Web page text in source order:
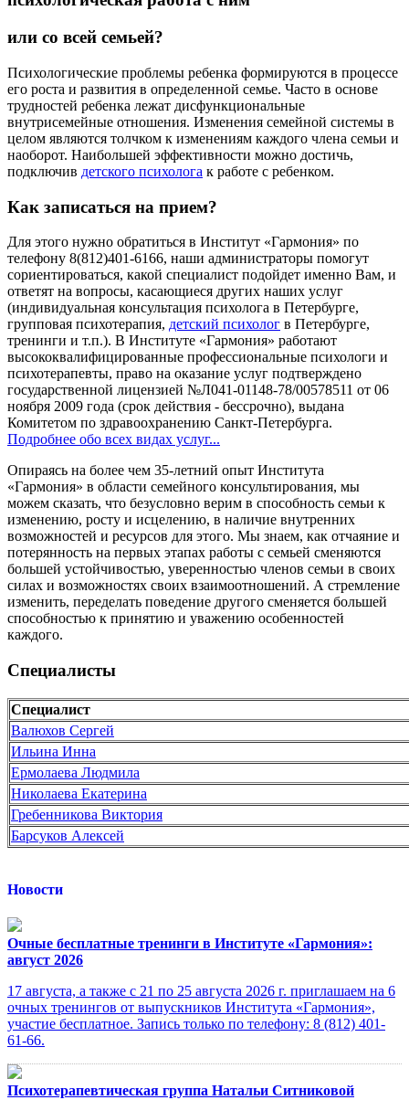
или со всей семьей?
Психологические проблемы ребенка формируются в процессе
его роста и развития в определенной семье. Часто в основе
трудностей ребенка лежат дисфункциональные
внутрисемейные отношения. Изменения семейной системы в
целом являются толчком к изменениям каждого члена семьи и
наоборот. Наибольшей эффективности можно достичь,
подключив детского психолога к работе с ребенком.
Как записаться на прием?
Для этого нужно обратиться в Институт «Гармония» по
телефону 8(812)401-6166, наши администраторы помогут
сориентироваться, какой специалист подойдет именно Вам, и
ответят на вопросы, касающиеся других наших услуг
(индивидуальная консультация психолога в Петербурге,
групповая психотерапия, детский психолог в Петербурге,
тренинги и т.п.). В Институте «Гармония» работают
высококвалифицированные профессиональные психологи и
психотерапевты, право на оказание услуг подтверждено
государственной лицензией №Л041-01148-78/00578511 от 06
ноября 2009 года (срок действия - бессрочно), выдана
Комитетом по здравоохранению Санкт-Петербурга.
Подробнее обо всех видах услуг...
Опираясь на более чем 35-летний опыт Института
«Гармония» в области семейного консультирования, мы
можем сказать, что безусловно верим в способность семьи к
изменению, росту и исцелению, в наличие внутренних
возможностей и ресурсов для этого. Мы знаем, как отчаяние и
потерянность на первых этапах работы с семьей сменяются
большей устойчивостью, уверенностью членов семьи в своих
силах и возможностях своих взаимоотношений. А стремление
изменить, переделать поведение другого сменяется большей
способностью к принятию и уважению особенностей
каждого.
Специалисты
Специалист
Валюхов Сергей
Ильина Инна
Ермолаева Людмила
Николаева Екатерина
Гребенникова Виктория
Барсуков Алексей
Новости
Очные бесплатные тренинги в Институте «Гармония»:
август 2026
17 августа, а также с 21 по 25 августа 2026 г. приглашаем на 6
очных тренингов от выпускников Института «Гармония»,
участие бесплатное. Запись только по телефону: 8 (812) 401-
61-66.
Психотерапевтическая группа Натальи Ситниковой